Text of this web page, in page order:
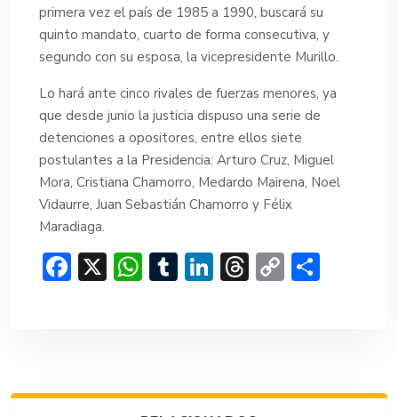
primera vez el país de 1985 a 1990, buscará su
quinto mandato, cuarto de forma consecutiva, y
segundo con su esposa, la vicepresidente Murillo.
Lo hará ante cinco rivales de fuerzas menores, ya
que desde junio la justicia dispuso una serie de
detenciones a opositores, entre ellos siete
postulantes a la Presidencia: Arturo Cruz, Miguel
Mora, Cristiana Chamorro, Medardo Mairena, Noel
Vidaurre, Juan Sebastián Chamorro y Félix
Maradiaga.
F
ok
X W
p
T Li T
s
C
n tir